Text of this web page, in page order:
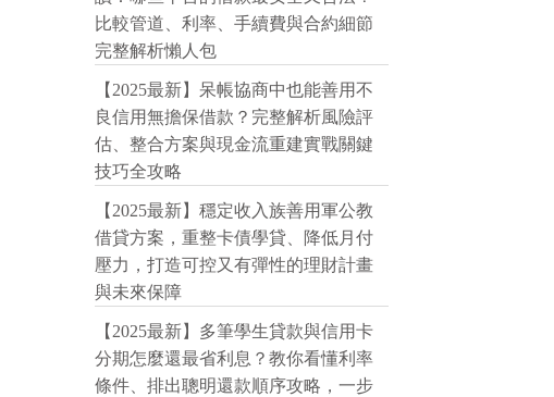
比較管道、利率、手續費與合約細節
完整解析懶人包
【2025最新】呆帳協商中也能善用不
良信用無擔保借款？完整解析風險評
估、整合方案與現金流重建實戰關鍵
技巧全攻略
【2025最新】穩定收入族善用軍公教
借貸方案，重整卡債學貸、降低月付
壓力，打造可控又有彈性的理財計畫
與未來保障
【2025最新】多筆學生貸款與信用卡
分期怎麼還最省利息？教你看懂利率
條件、排出聰明還款順序攻略，一步